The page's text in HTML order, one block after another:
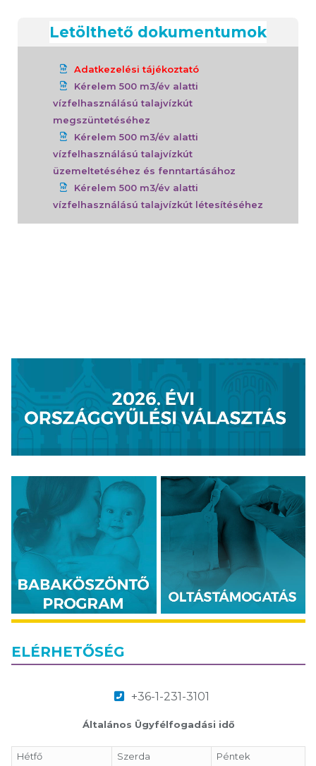
Letölthető dokumentumok
Adatkezelési tájékoztató
Kérelem 500 m3/év alatti
vízfelhasználású talajvízkút
megszüntetéséhez
Kérelem 500 m3/év alatti
vízfelhasználású talajvízkút
üzemeltetéséhez és fenntartásához
Kérelem 500 m3/év alatti
vízfelhasználású talajvízkút létesítéséhez
ELÉRHETŐSÉG
+36-1-231-3101
Általános Ügyfélfogadási idő
Hétfő Szerda Péntek